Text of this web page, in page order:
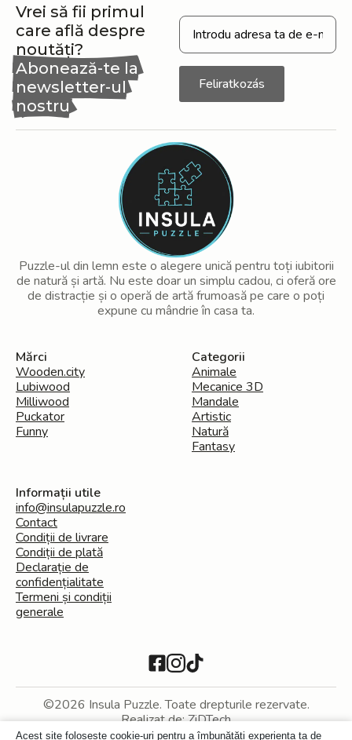
Vrei să fii primul
care află despre
noutăți?
Abonează-te la
newsletter-ul
nostru
Feliratkozás
Puzzle-ul din lemn este o alegere unică pentru toți iubitorii
de natură și artă. Nu este doar un simplu cadou, ci oferă ore
de distracție și o operă de artă frumoasă pe care o poți
expune cu mândrie în casa ta.
Mărci
Wooden.city
Lubiwood
Milliwood
Puckator
Funny
Categorii
Animale
Mecanice 3D
Mandale
Artistic
Natură
Fantasy
Informații utile
info@insulapuzzle.ro
Contact
Condiții de livrare
Condiții de plată
Declarație de
confidențialitate
Termeni și condiții
generale
©2026 Insula Puzzle. Toate drepturile rezervate.
Realizat de:ZiDTech
Acest site folosește cookie-uri pentru a îmbunătăți experiența ta de